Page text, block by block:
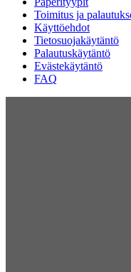
Toimitus ja
Käyttöehdot
Tietosuojakäytäntö
Palautuskäytäntö
Evästekäytäntö
FAQ